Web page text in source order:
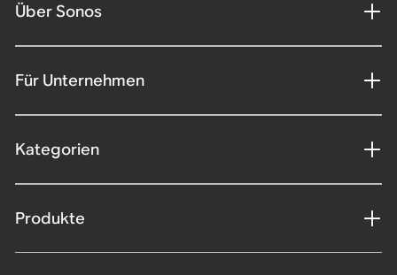
Über Sonos
Für Unternehmen
Kategorien
Produkte